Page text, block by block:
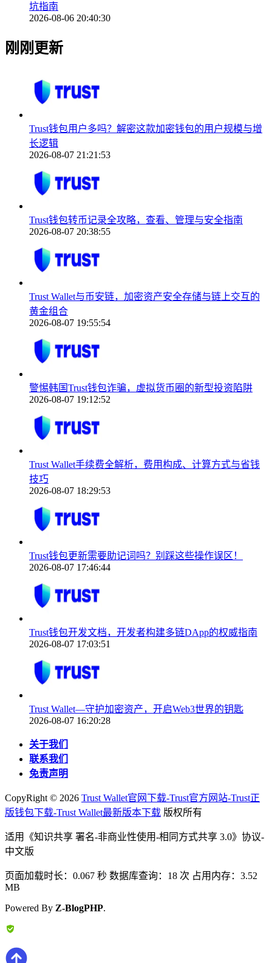
坑指南
2026-08-06 20:40:30
刚刚更新
Trust钱包用户多吗？解密这款加密钱包的用户规模与增
长逻辑
2026-08-07 21:21:53
Trust钱包转币记录全攻略，查看、管理与安全指南
2026-08-07 20:38:55
Trust Wallet与币安链，加密资产安全存储与链上交互的
黄金组合
2026-08-07 19:55:54
警惕韩国Trust钱包诈骗，虚拟货币圈的新型投资陷阱
2026-08-07 19:12:52
Trust Wallet手续费全解析，费用构成、计算方式与省钱
技巧
2026-08-07 18:29:53
Trust钱包更新需要助记词吗？别踩这些操作误区！
2026-08-07 17:46:44
Trust钱包开发文档，开发者构建多链DApp的权威指南
2026-08-07 17:03:51
Trust Wallet—守护加密资产，开启Web3世界的钥匙
2026-08-07 16:20:28
关于我们
联系我们
免责声明
CopyRight © 2026 Trust Wallet官网下载-Trust官方网站-Trust正
版钱包下载-Trust Wallet最新版本下载 版权所有
适用《知识共享 署名-非商业性使用-相同方式共享 3.0》协议-
中文版
页面加载时长：0.067 秒 数据库查询：18 次 占用内存：3.52
MB
Powered By Z-BlogPHP.